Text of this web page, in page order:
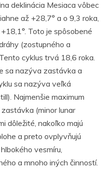
deklinácia Mesiaca vôbec
až +28,7° a o 9,3 roka,
Toto je spôsobené
(zostupného a
cyklus trvá 18,6 roka.
sa nazýva zastávka a
sa nazýva veľká
Najmenšie maximum
(minor lunar
dôležité, nakoľko majú
a preto ovplyvňujú
vesmíru,
a mnoho iných činností.